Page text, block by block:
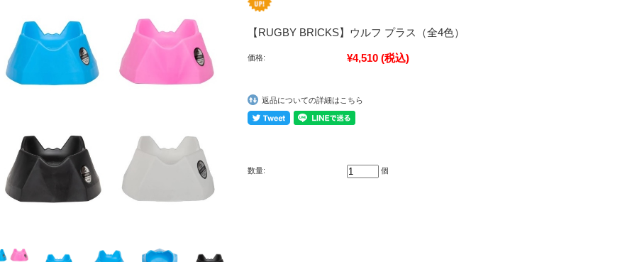
【RUGBY BRICKS】ウルフ プラス（全4色）
価格: ¥4,510 (税込)
返品についての詳細はこちら
数量: 個